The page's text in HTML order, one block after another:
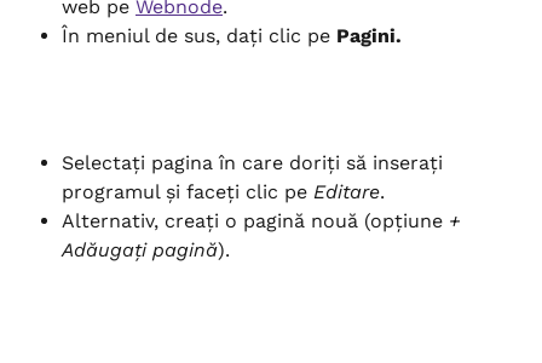
web pe Webnode.
În meniul de sus, dați clic pe Pagini.
Selectați pagina în care doriți să inserați
programul și faceți clic pe Editare.
Alternativ, creați o pagină nouă (opțiune +
Adăugați pagină).